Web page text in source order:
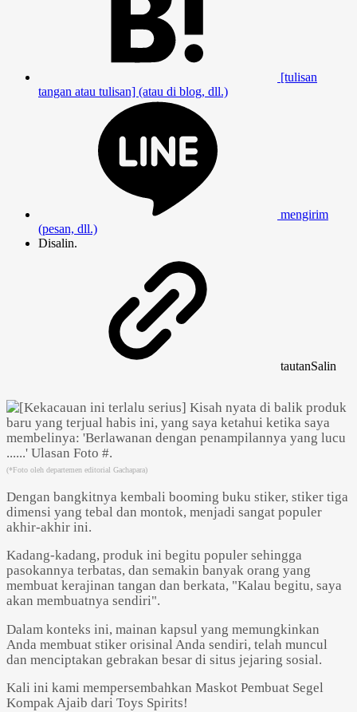
[tulisan
tangan atau tulisan] (atau di blog, dll.)
mengirim
(pesan, dll.)
Disalin.
tautanSalin
(*Foto oleh departemen editorial Gachapara)
Dengan bangkitnya kembali booming buku stiker, stiker tiga
dimensi yang tebal dan montok, menjadi sangat populer
akhir-akhir ini.
Kadang-kadang, produk ini begitu populer sehingga
pasokannya terbatas, dan semakin banyak orang yang
membuat kerajinan tangan dan berkata, "Kalau begitu, saya
akan membuatnya sendiri".
Dalam konteks ini, mainan kapsul yang memungkinkan
Anda membuat stiker orisinal Anda sendiri, telah muncul
dan menciptakan gebrakan besar di situs jejaring sosial.
Kali ini kami mempersembahkan Maskot Pembuat Segel
Kompak Ajaib dari Toys Spirits!